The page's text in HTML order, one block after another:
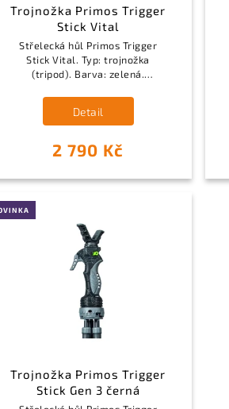
Trojnožka Primos Trigger
Stick Vital
2 790 Kč
Detail
Střelecká hůl Primos Trigger
Stick Vital. Typ: trojnožka
(tripod). Barva: zelená.
otočná hlavice. Materiál:
polymer, slitina hliníku.
Trojnožka Primos Trigger
Stick Gen 3 černá